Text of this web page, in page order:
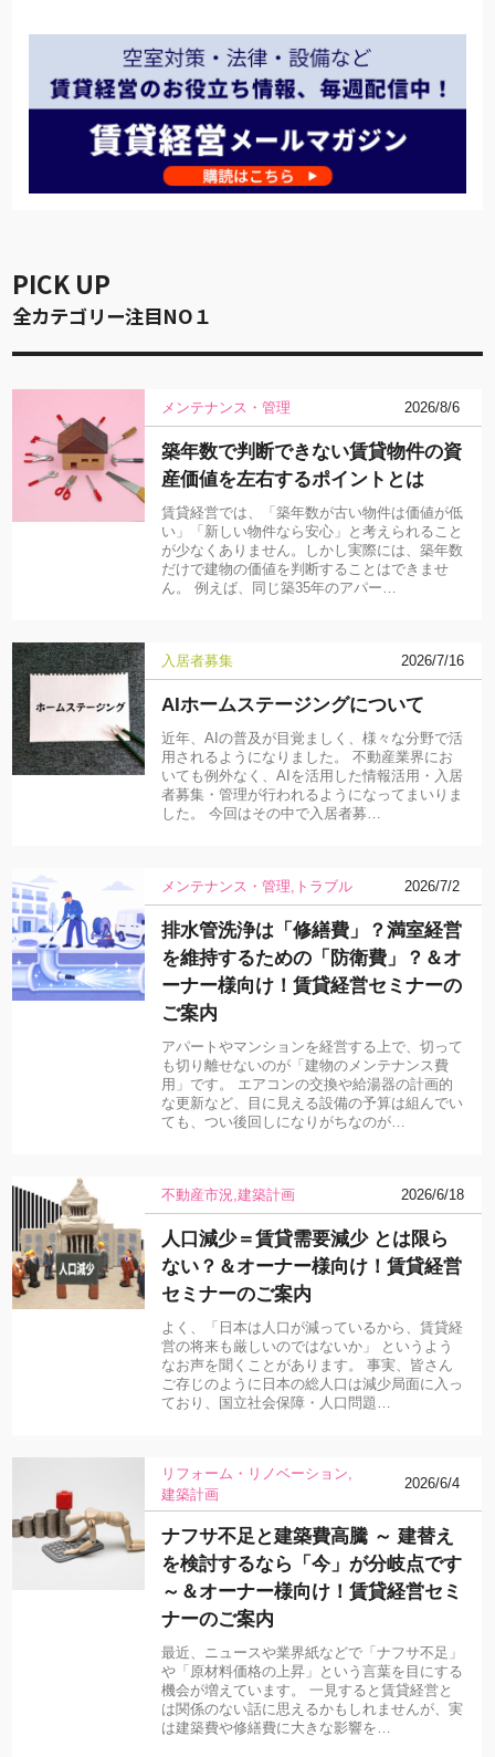
PICK UP
全カテゴリー注目NO１
メンテナンス・管理 2026/8/6
築年数で判断できない賃貸物件の資
産価値を左右するポイントとは
賃貸経営では、「築年数が古い物件は価値が低
い」「新しい物件なら安心」と考えられること
が少なくありません。しかし実際には、築年数
だけで建物の価値を判断することはできませ
ん。 例えば、同じ築35年のアパー…
入居者募集 2026/7/16
AIホームステージングについて
近年、AIの普及が目覚ましく、様々な分野で活
用されるようになりました。 不動産業界にお
いても例外なく、AIを活用した情報活用・入居
者募集・管理が行われるようになってまいりま
した。 今回はその中で入居者募…
メンテナンス・管理 トラブル 2026/7/2
排水管洗浄は「修繕費」？満室経営
を維持するための「防衛費」？＆オ
ーナー様向け！賃貸経営セミナーの
ご案内
アパートやマンションを経営する上で、切って
も切り離せないのが「建物のメンテナンス費
用」です。 エアコンの交換や給湯器の計画的
な更新など、目に見える設備の予算は組んでい
ても、つい後回しになりがちなのが…
不動産市況 建築計画 2026/6/18
人口減少＝賃貸需要減少 とは限ら
ない？＆オーナー様向け！賃貸経営
セミナーのご案内
よく、「日本は人口が減っているから、賃貸経
営の将来も厳しいのではないか」 というよう
なお声を聞くことがあります。 事実、皆さん
ご存じのように日本の総人口は減少局面に入っ
ており、国立社会保障・人口問題…
リフォーム・リノベーション
建築計画
2026/6/4
ナフサ不足と建築費高騰 ～ 建替え
を検討するなら「今」が分岐点です
～＆オーナー様向け！賃貸経営セミ
ナーのご案内
最近、ニュースや業界紙などで「ナフサ不足」
や「原材料価格の上昇」という言葉を目にする
機会が増えています。 一見すると賃貸経営と
は関係のない話に思えるかもしれませんが、実
は建築費や修繕費に大きな影響を…